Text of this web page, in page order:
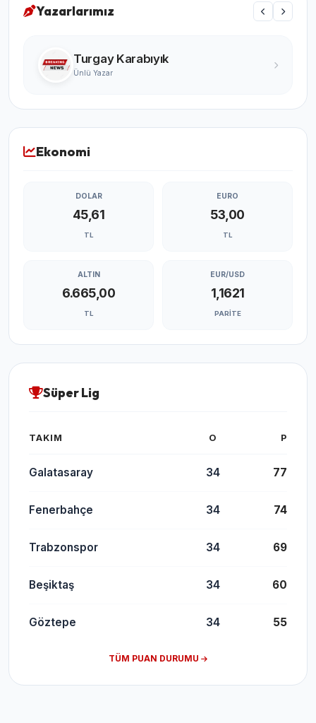
Yazarlarımız
Turgay Karabıyık
Ünlü Yazar
Ekonomi
DOLAR
45,61
TL
EURO
53,00
TL
ALTIN
6.665,00
TL
EUR/USD
1,1621
PARITE
Süper Lig
TAKIM O P
Galatasaray 34 77
Fenerbahçe 34 74
Trabzonspor 34 69
Beşiktaş 34 60
Göztepe 34 55
TÜM PUAN DURUMU